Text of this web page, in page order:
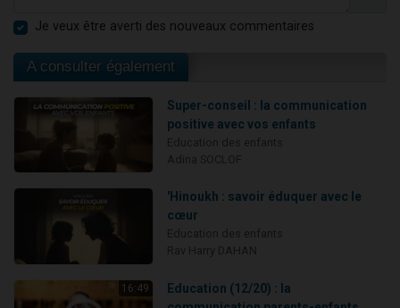
Je veux être averti des nouveaux commentaires
A consulter également
Super-conseil : la communication
positive avec vos enfants
'Hinoukh : savoir éduquer avec le
cœur
16:49
Education (12/20) : la